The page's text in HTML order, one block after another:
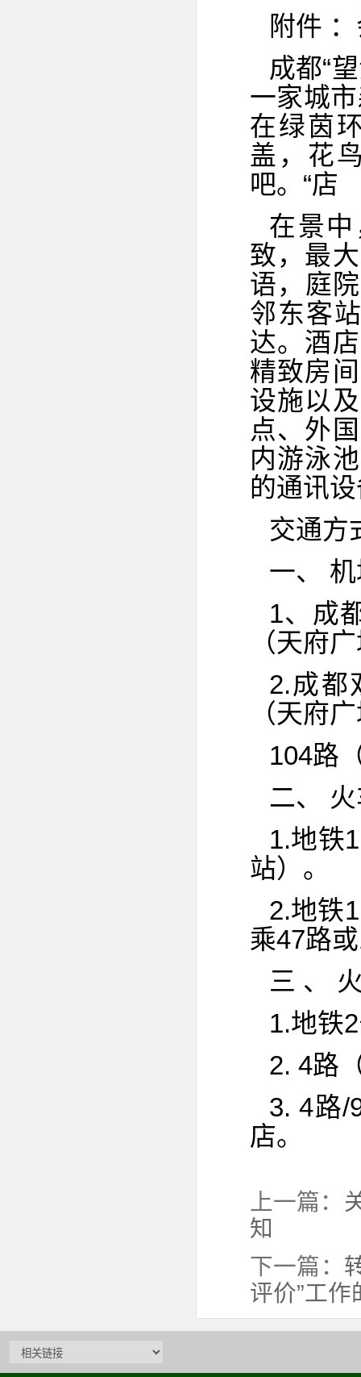
附件
成都“
一家城
在绿茵
盖，花
吧。“店
在景
致，最
语，庭
邻东客
达。酒
精致房
设施以
点、外
内游泳
的通讯
交通方
一、
1、成
（天府
2.成都
（天府
104路
二、
1.地铁
站）。
2.地铁
乘47路
三 、
1.地铁
2. 4路
3. 4路/
店。
上一篇：
知
下一篇：
评价”工作